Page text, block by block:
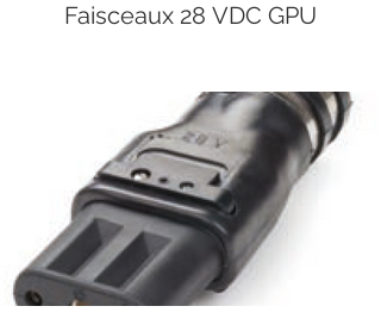
Faisceaux 28 VDC GPU